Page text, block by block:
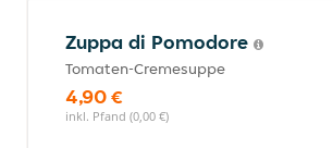
Zuppa di Pomodore
Tomaten-Cremesuppe
4,90 €
inkl. Pfand (0,00 €)